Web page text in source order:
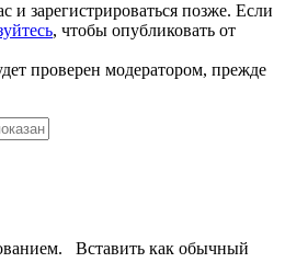
и зарегистрироваться позже. Если
, чтобы опубликовать от
проверен модератором, прежде
Вставить как обычный